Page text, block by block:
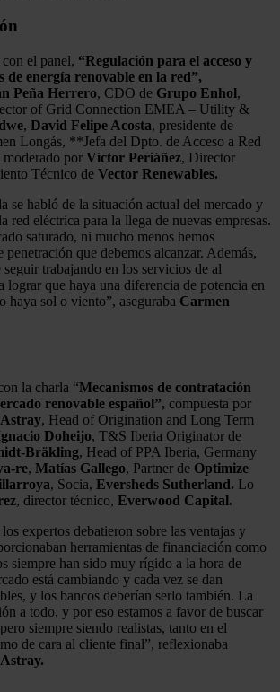
el panel, “Regulación para el acceso y
de energía renovable en la red”,
Peña Herrero, CDO de Grupo Enhol,
of Grid Connection EMEA – Utility &
, David Felipe Acosta, presidente de
Longás, **Jefa del Dpto. de Acceso a Red
moderado por Víctor Periáñez, Director
Técnico de Vector Renewables.
se habló de la situación actual del mercado y
red eléctrica para la llega de nuevas empresas.
saturado, ni mucho menos hemos
que debemos alcanzar. Además,
trabajando en los servicios de al
lograr que haya una diferencia de potencia en
haya sol o viento”, aseguraba Carmen
la charla “Mecanismos de contratación
renovable español”, compuesta por
, Head of Origination and Long Term
Doheijo, T&S Iberia Originator de
Bräkling, Head of PPA Iberia, Germany
re, Matías Gallego, Partner de Optimize
, Socia, Eversheds Sutherland. Lo
, director técnico, Everwood Capital.
expertos debatieron sobre las ventajas y
herramientas de financiación como
siempre han sido muy rígido a la hora de
está cambiando y cada vez se dan
y los bancos deberían serlo también. La
a todo, y por eso estamos a favor de buscar
siempre siendo realistas, tanto en el
de cara al cliente final”, reflexionaba